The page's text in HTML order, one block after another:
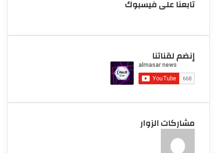
تابعنا على فيسبوك
إنضم لقناتنا
مشاركات الزوار